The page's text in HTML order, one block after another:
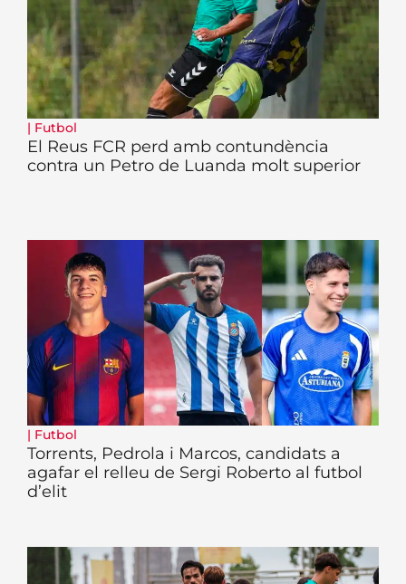
| Futbol
El Reus FCR perd amb contundència
contra un Petro de Luanda molt superior
| Futbol
Torrents, Pedrola i Marcos, candidats a
agafar el relleu de Sergi Roberto al futbol
d’elit